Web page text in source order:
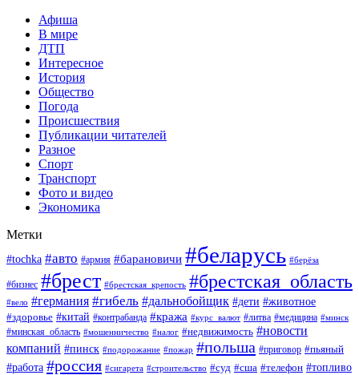
Афиша
В мире
ДТП
Интересное
История
Общество
Погода
Происшествия
Публикации читателей
Разное
Спорт
Транспорт
Фото и видео
Экономика
Метки
#tochka #авто #армия #барановичи #беларусь #берёза
#бизнес #брест #брестская_крепость #брестская_область
#вело #германия #гибель #дальнобойщик #дети #животное
#здоровье #китай #контрабанда #кража #курс_валют #литва #медицина #минск
#минская_область #мошенничество #налог #недвижимость #новости
компаний #пинск #подорожание #пожар #польша #приговор #пьяный
#работа #россия #сигарета #строительство #суд #сша #телефон #топливо